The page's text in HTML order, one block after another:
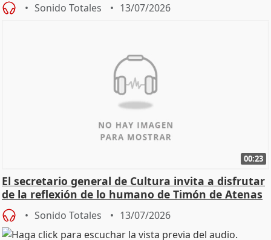
Sonido Totales 13/07/2026
00:23
El secretario general de Cultura invita a disfrutar
de la reflexión de lo humano de Timón de Atenas
Sonido Totales 13/07/2026